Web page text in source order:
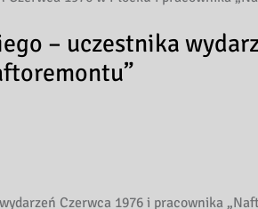
– uczestnika
Czerwca 1976 i pracownika